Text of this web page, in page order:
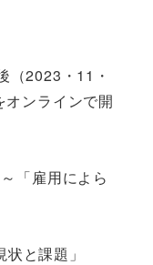
・11・
ンラインで開
「雇用によら
と課題」